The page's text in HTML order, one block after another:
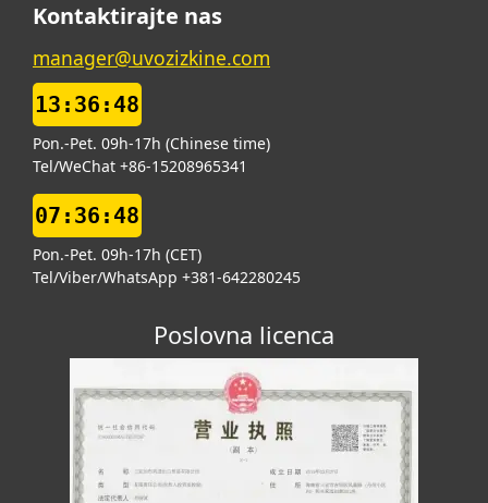
Kontaktirajte nas
manager@uvozizkine.com
13:36:49
Pon.-Pet. 09h-17h (Chinese time)
Tel/WeChat +86-15208965341
07:36:49
Pon.-Pet. 09h-17h (CET)
Tel/Viber/WhatsApp +381-642280245
Poslovna licenca